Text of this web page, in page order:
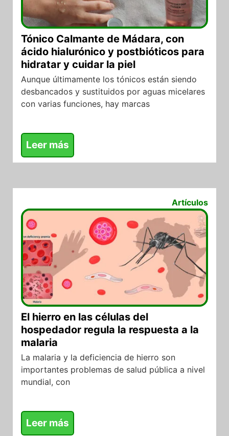
Tónico Calmante de Mádara, con
ácido hialurónico y postbióticos para
hidratar y cuidar la piel
Aunque últimamente los tónicos están siendo
desbancados y sustituidos por aguas micelares
con varias funciones, hay marcas
Leer más
Artículos
El hierro en las células del
hospedador regula la respuesta a la
malaria
La malaria y la deficiencia de hierro son
importantes problemas de salud pública a nivel
mundial, con
Leer más